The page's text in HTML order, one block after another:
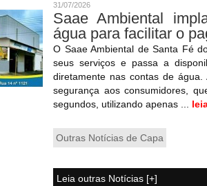
31/07/2026
Saae Ambiental
água para facilitar o
O Saae Ambiental de Santa Fé
seus serviços e passa a
diretamente nas contas de
segurança aos consumidores,
segundos, utilizando apenas ...
Outras Notícias de Capa
Leia outras Notícias [+]